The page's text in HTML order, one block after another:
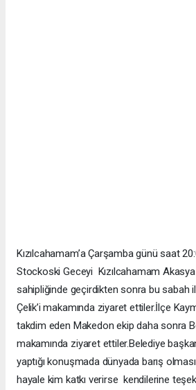
Kızılcahamam’a Çarşamba günü saat
Stockoski Geceyi Kızılcahamam
sahipliğinde geçirdikten sonra bu sabah
Çelik’i makamında ziyaret ettiler.İlçe
takdim eden Makedon ekip daha sonra
makamında ziyaret ettiler.Belediye
yaptığı konuşmada dünyada barış
hayale kim katkı verirse kendilerine